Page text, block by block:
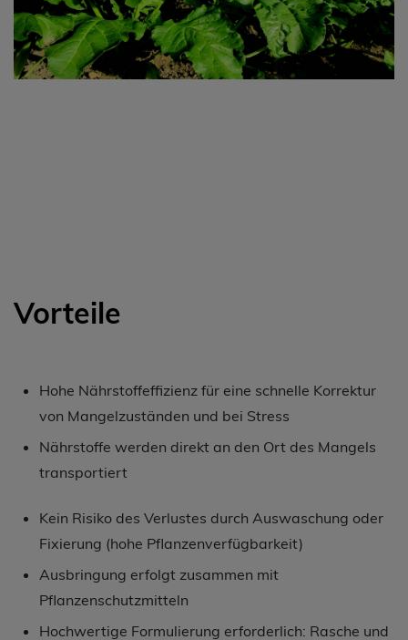
Vorteile
Hohe Nährstoffeffizienz für eine schnelle Korrektur
von Mangelzuständen und bei Stress
Nährstoffe werden direkt an den Ort des Mangels
transportiert
Kein Risiko des Verlustes durch Auswaschung oder
Fixierung (hohe Pflanzenverfügbarkeit)
Ausbringung erfolgt zusammen mit
Pflanzenschutzmitteln
Hochwertige Formulierung erforderlich: Rasche und